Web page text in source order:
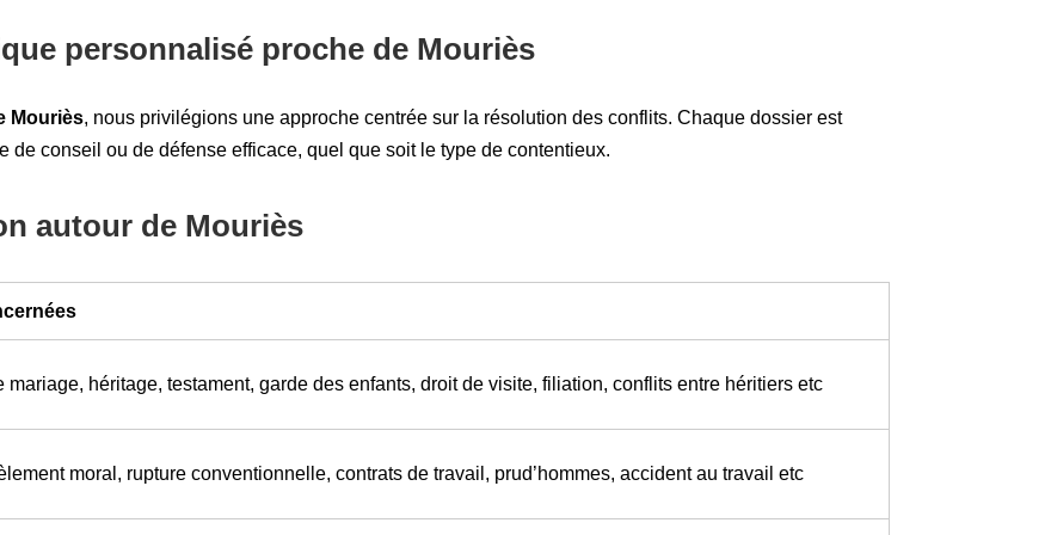
personnalisé proche de Mouriès
Mouriès, nous privilégions une approche centrée sur la résolution des conflits. Chaque dossier est
de conseil ou de défense efficace, quel que soit le type de contentieux.
autour de Mouriès
mariage, héritage, testament, garde des enfants, droit de visite, filiation, conflits entre héritiers etc
moral, rupture conventionnelle, contrats de travail, prud’hommes, accident au travail etc